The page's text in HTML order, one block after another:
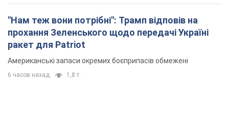
"Нам теж вони потрібні": Трамп відповів на
прохання Зеленського щодо передачі Україні
ракет для Patriot
Американські запаси окремих боєприпасів обмежені
6 часов назад 1,8 т.